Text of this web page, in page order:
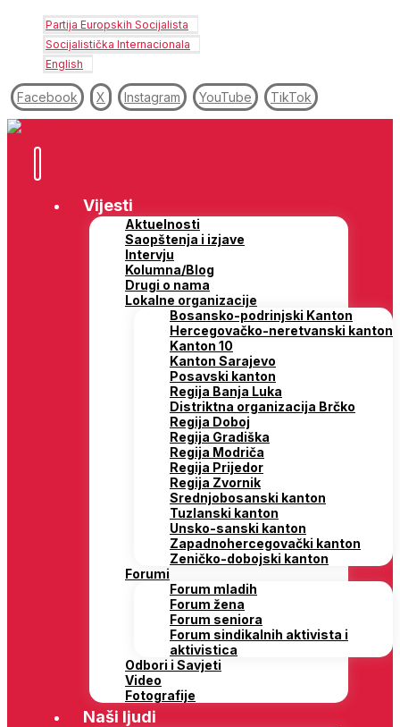
Partija Europskih Socijalista
Socijalistička Internacionala
English
Facebook X Instagram YouTube TikTok
Vijesti
Aktuelnosti
Saopštenja i izjave
Intervju
Kolumna/Blog
Drugi o nama
Lokalne organizacije
Bosansko-podrinjski Kanton
Hercegovačko-neretvanski kanton
Kanton 10
Kanton Sarajevo
Posavski kanton
Regija Banja Luka
Distriktna organizacija Brčko
Regija Doboj
Regija Gradiška
Regija Modriča
Regija Prijedor
Regija Zvornik
Srednjobosanski kanton
Tuzlanski kanton
Unsko-sanski kanton
Zapadnohercegovački kanton
Zeničko-dobojski kanton
Forumi
Forum mladih
Forum žena
Forum seniora
Forum sindikalnih aktivista i
aktivistica
Odbori i Savjeti
Video
Fotografije
Naši ljudi